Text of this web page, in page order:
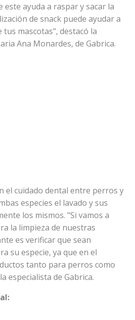
este ayuda a raspar y sacar la
de snack puede ayudar a
mascotas", destacó la
Ana Monardes, de Gabrica.
el cuidado dental entre perros y
especies el lavado y sus
los mismos. "Si vamos a
la limpieza de nuestras
es verificar que sean
su especie, ya que en el
tanto para perros como
especialista de Gabrica.